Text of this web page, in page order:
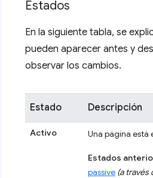
Estados
En la siguiente tabla, se
pueden aparecer antes y
observar los cambios.
Estado Descripción
Activo Una página está
Estados
passive (a través